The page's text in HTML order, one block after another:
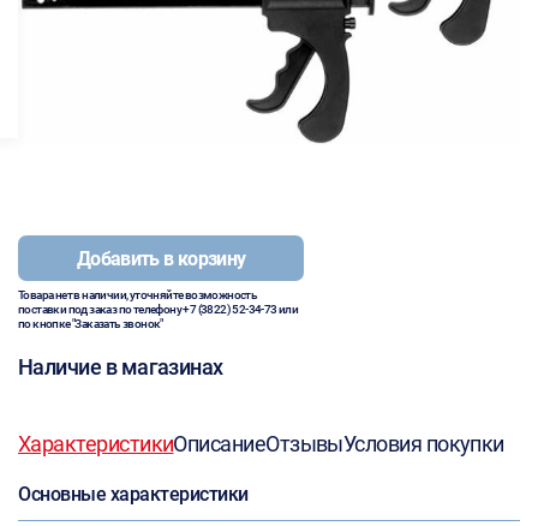
Добавить в корзину
Товара нет в наличии, уточняйте возможность
поставки под заказ по телефону+7 (3822) 52-34-73или
по кнопке "Заказать звонок"
Наличие в магазинах
ХарактеристикиОписаниеОтзывыУсловия покупки
Основные характеристики